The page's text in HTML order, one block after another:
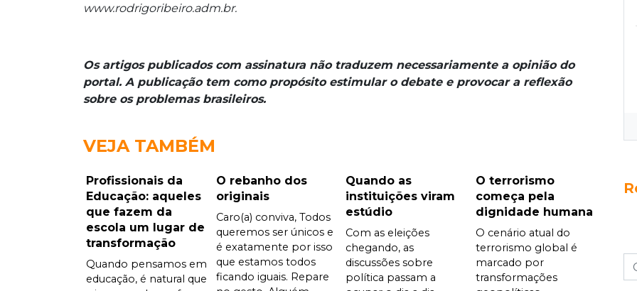
www.rodrigoribeiro.adm.br.
Os artigos publicados com assinatura não traduzem necessariamente a opinião do
portal. A publicação tem como propósito estimular o debate e provocar a reflexão
sobre os problemas brasileiros.
VEJA TAMBÉM
Profissionais da
Educação: aqueles
que fazem da
escola um lugar de
transformação
Quando pensamos em
educação, é natural que
O rebanho dos
originais
Caro(a) conviva, Todos
queremos ser únicos e
é exatamente por isso
que estamos todos
ficando iguais. Repare
Quando as
instituições viram
estúdio
Com as eleições
chegando, as
discussões sobre
política passam a
O terrorismo
começa pela
dignidade humana
O cenário atual do
terrorismo global é
marcado por
transformações